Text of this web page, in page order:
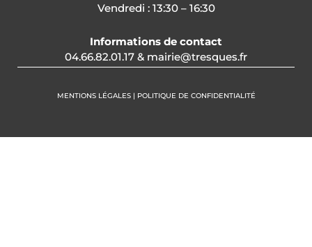
Vendredi : 13:30 – 16:30
Informations de contact
04.66.82.01.17 & mairie@tresques.fr
MENTIONS LÉGALES | POLITIQUE DE CONFIDENTIALITÉ